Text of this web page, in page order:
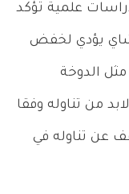
علمية تؤكد
يؤدي لخفض
الدوخة
من تناوله وفقا
عن تناوله في